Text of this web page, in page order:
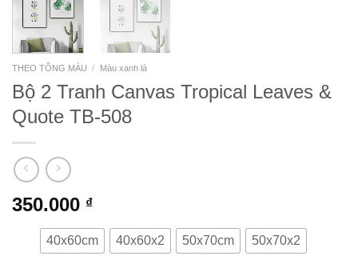
THEO TÔNG MÀU / Màu xanh lá
Bộ 2 Tranh Canvas Tropical Leaves &
Quote TB-508
350.000 ₫
40x60cm 40x60x2 50x70cm 50x70x2